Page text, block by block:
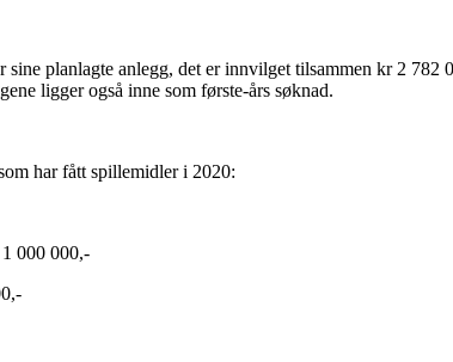
planlagte anlegg, det er innvilget tilsammen kr 2 782
ligger også inne som første-års søknad.
har fått spillemidler i 2020:
000 000,-